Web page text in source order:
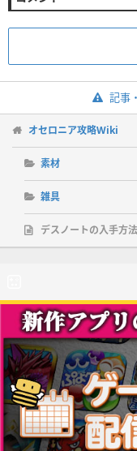
記事
オセロニア攻略Wiki
素材
雑具
デスノートの入手方